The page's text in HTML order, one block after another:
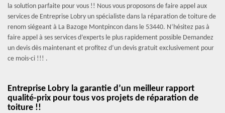
la solution parfaite pour vous !! Nous vous proposons de faire appel aux
services de Entreprise Lobry un spécialiste dans la réparation de toiture de
renom siégeant à La Bazoge Montpincon dans le 53440. N’hésitez pas à
faire appel à ses services d’experts le plus rapidement possible Demandez
un devis dès maintenant et profitez d’un devis gratuit exclusivement pour
ce mois-ci !!! .
Entreprise Lobry la garantie d’un meilleur rapport
qualité-prix pour tous vos projets de réparation de
toiture !!